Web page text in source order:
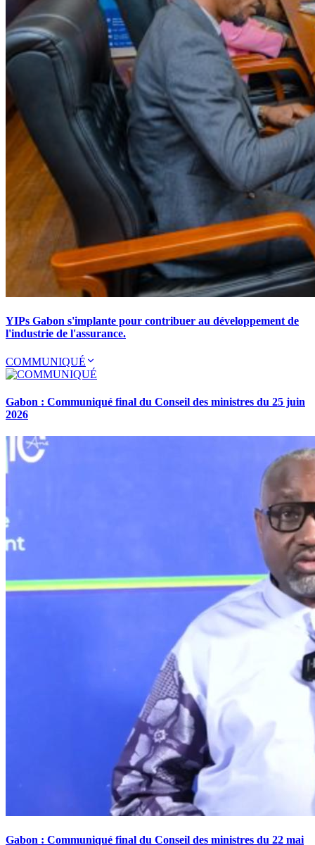
YIPs Gabon s'implante pour contribuer au développement de
l'industrie de l'assurance.
COMMUNIQUÉ
Gabon : Communiqué final du Conseil des ministres du 25 juin
2026
Gabon : Communiqué final du Conseil des ministres du 22 mai